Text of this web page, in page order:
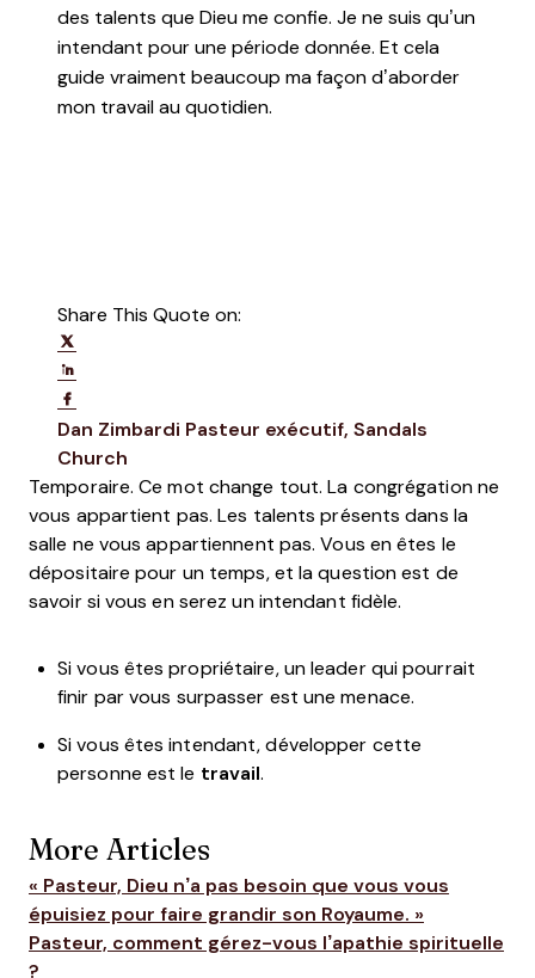
des talents que Dieu me confie. Je ne suis qu’un
intendant pour une période donnée. Et cela
guide vraiment beaucoup ma façon d’aborder
mon travail au quotidien.
Share This Quote on:
Dan Zimbardi Opens new window
Pasteur exécutif, Sandals
Church
Temporaire. Ce mot change tout. La congrégation ne
vous appartient pas. Les talents présents dans la
salle ne vous appartiennent pas. Vous en êtes le
dépositaire pour un temps, et la question est de
savoir si vous en serez un intendant fidèle.
Si vous êtes propriétaire, un leader qui pourrait
finir par vous surpasser est une menace.
Si vous êtes intendant, développer cette
personne est le travail.
More Articles
« Pasteur, Dieu n’a pas besoin que vous vous
épuisiez pour faire grandir son Royaume. »
Pasteur, comment gérez-vous l’apathie spirituelle
?